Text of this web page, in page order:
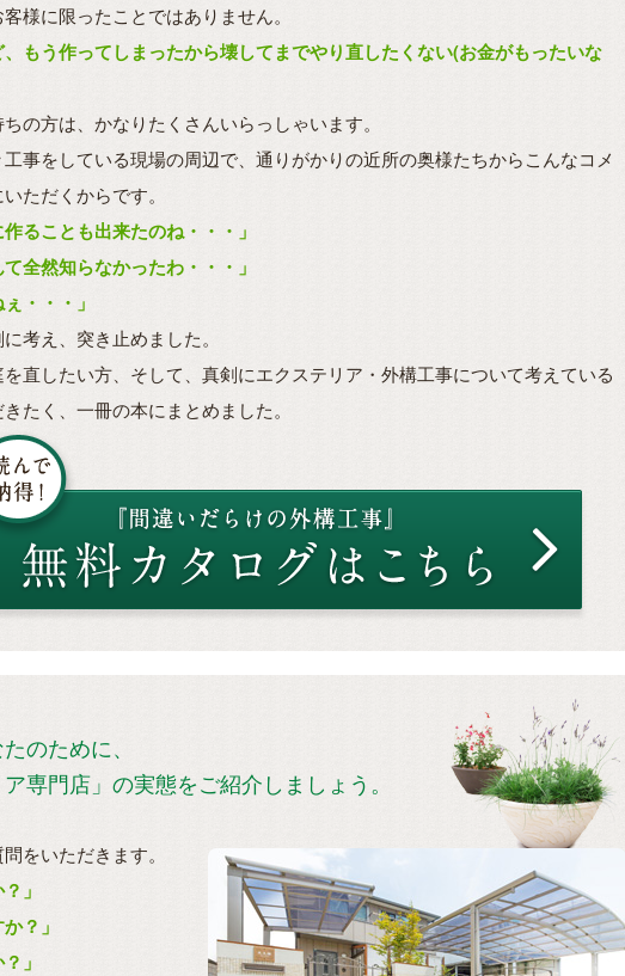
様に限ったことではありません。
、もう作ってしまったから壊してまでやり直したくない(お金がもったいな
の方は、かなりたくさんいらっしゃいます。
事をしている現場の周辺で、通りがかりの近所の奥様たちからこんなコメ
ただくからです。
ることも出来たのね・・・」
全然知らなかったわ・・・」
・・・」
考え、突き止めました。
直したい方、そして、真剣にエクステリア・外構工事について考えている
たく、一冊の本にまとめました。
のために、
専門店」の実態をご紹介しましょう。
をいただきます。
」
？」
」